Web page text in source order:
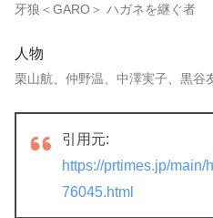
牙狼＜GARO＞ ハガネを継ぐ者
人物
栗山航、仲野温、中澤実子、黒谷
引用元:
https://prtimes.jp/
76045.html